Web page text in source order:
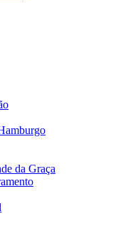
da Graça